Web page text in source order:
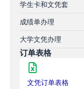
学生卡和文凭套
成绩单办理
大学文凭办理
订单表格
文凭订单表格